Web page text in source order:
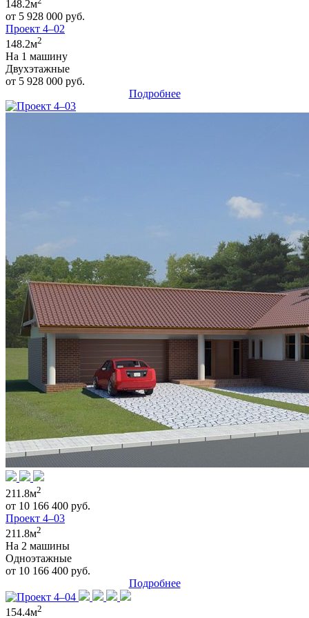
148.2м
от 5 928 000 руб.
Проект 4–02
148.2м2
На 1 машину
Двухэтажные
от 5 928 000 руб.
Подробнее
211.8м2
от 10 166 400 руб.
Проект 4–03
211.8м2
На 2 машины
Одноэтажные
от 10 166 400 руб.
Подробнее
154.4м2